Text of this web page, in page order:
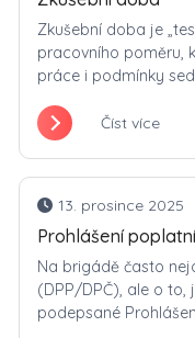
Zkušební doba je
pracovního poměru,
práce i podmínky
Číst více
13. prosince 2025
Prohlášení
Na brigádě často
(DPP/DPČ), ale o
podepsané